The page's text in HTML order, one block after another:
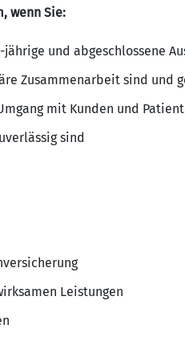
wenn Sie:
und abgeschlossene
Zusammenarbeit sind und
mit Kunden und
sind
Leistungen